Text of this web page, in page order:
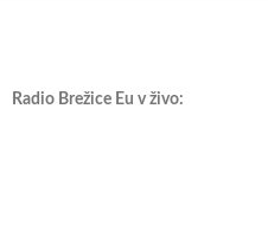
Radio Brežice Eu v živo: